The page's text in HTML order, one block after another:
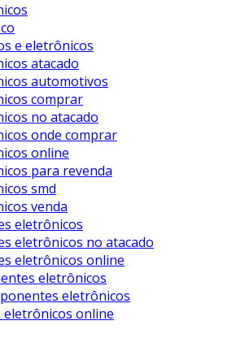
e eletrônicos
atacado
automotivos
comprar
no atacado
onde comprar
online
para revenda
smd
venda
eletrônicos
eletrônicos no atacado
eletrônicos online
eletrônicos
eletrônicos
eletrônicos online